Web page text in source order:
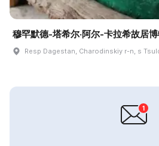
穆罕默德-塔希尔·阿尔-卡拉希故居
Resp Dagestan, Charodinskiy r-n, s